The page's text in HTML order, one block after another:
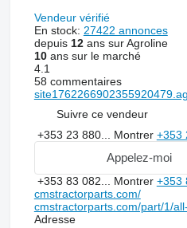
Vendeur vérifié
En stock: 27422 annonces
depuis 12ans sur Agroline
10ans sur le marché
4.1
58 commentaires
Suivre ce vendeur
+353 23 880... Montrer +353
Appelez-moi
+353 83 082... Montrer +353
cmstractorparts.com/
cmstractorparts.com/part/1/
Adresse